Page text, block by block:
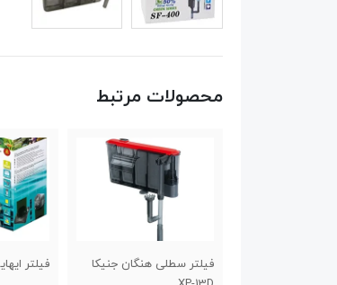
محصولات مرتبط
فیلتر سطلی هنگان جنیکا
فیلتر ایهایم 150 کد2211